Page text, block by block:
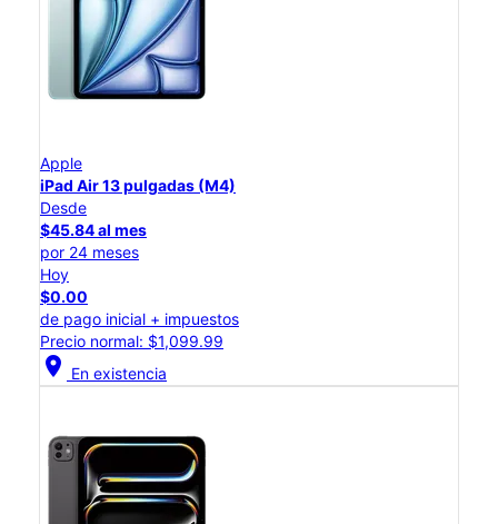
Apple
iPad Air 13 pulgadas (M4)
Desde
$45.84 al mes
por 24 meses
Hoy
$0.00
de pago inicial + impuestos
Precio normal: $1,099.99
location_on En existencia